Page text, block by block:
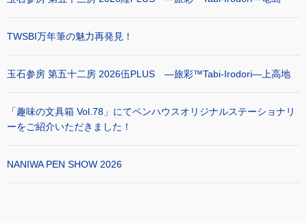
TWSBI万年筆の魅力再発見！
玉石参房 第五十二房 2026伍PLUS ―旅彩™Tabi-Irodori―上高地
「趣味の文具箱 Vol.78」にてペンハウスオリジナルステーショナリ
ーをご紹介いただきました！
NANIWA PEN SHOW 2026